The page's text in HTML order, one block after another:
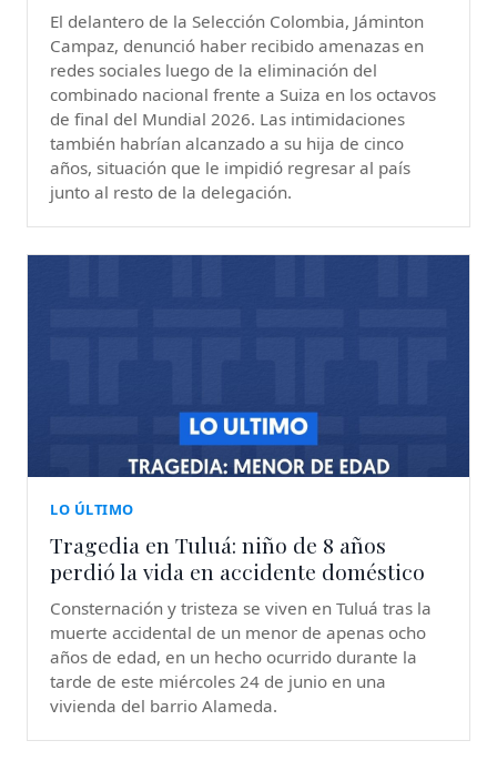
El delantero de la Selección Colombia, Jáminton
Campaz, denunció haber recibido amenazas en
redes sociales luego de la eliminación del
combinado nacional frente a Suiza en los octavos
de final del Mundial 2026. Las intimidaciones
también habrían alcanzado a su hija de cinco
años, situación que le impidió regresar al país
junto al resto de la delegación.
LO ÚLTIMO
Tragedia en Tuluá: niño de 8 años
perdió la vida en accidente doméstico
Consternación y tristeza se viven en Tuluá tras la
muerte accidental de un menor de apenas ocho
años de edad, en un hecho ocurrido durante la
tarde de este miércoles 24 de junio en una
vivienda del barrio Alameda.